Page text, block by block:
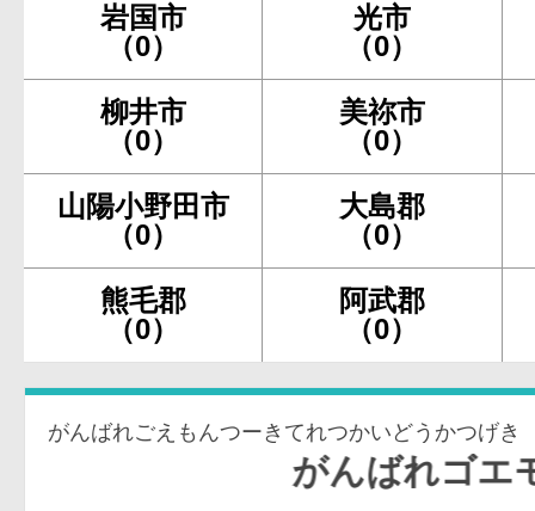
岩国市
（0）
光市
（0）
柳井市
（0）
美祢市
（0）
山陽小野田市
（0）
大島郡
（0）
熊毛郡
（0）
阿武郡
（0）
がんばれごえもんつーきてれつかいどうかつげき
がんばれゴエモン2